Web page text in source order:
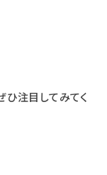
ひ注目してみてく